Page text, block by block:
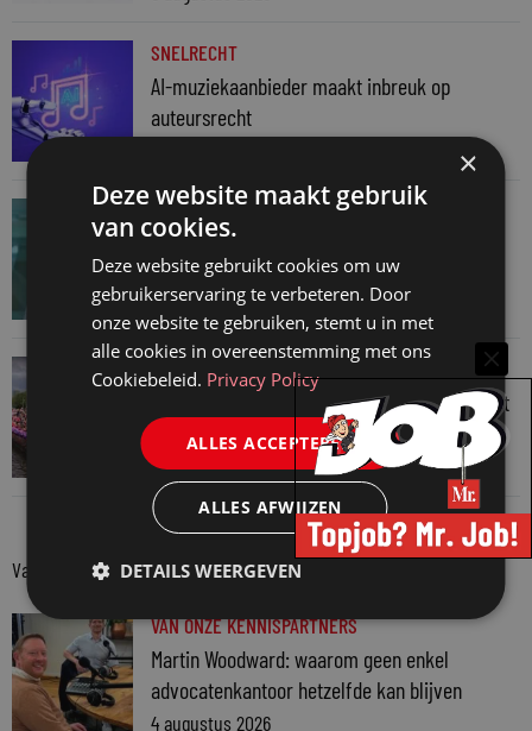
SNELRECHT
AI-muziekaanbieder maakt inbreuk op
auteursrecht
JURIDISCH NIEUWS
Hugo Nieuwenhuizen over puzzels, puzzelen
en taalvondsten
3 augustus 2026
JURIDISCH NIEUWS
Regenboognetwerk van de Rechtspraak vaart
mee met botenparade Pride
3 augustus 2026
Van onze kennispartners
VAN ONZE KENNISPARTNERS
Martin Woodward: waarom geen enkel
advocatenkantoor hetzelfde kan blijven
4 augustus 2026
×
Deze website maakt gebruik
van cookies.
Deze website gebruikt cookies om uw
gebruikerservaring te verbeteren. Door
onze website te gebruiken, stemt u in met
alle cookies in overeenstemming met ons
Cookiebeleid. Privacy Policy
ALLES ACCEPTEREN
ALLES AFWIJZEN
DETAILS WEERGEVEN